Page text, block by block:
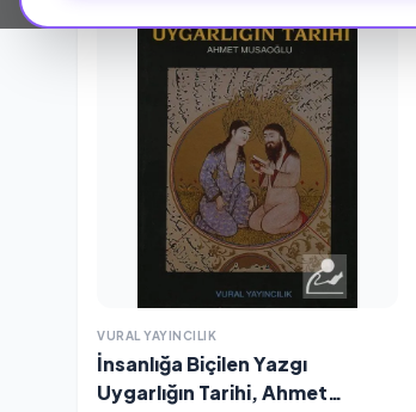
VURAL YAYINCILIK
İnsanlığa Biçilen Yazgı
Uygarlığın Tarihi, Ahmet